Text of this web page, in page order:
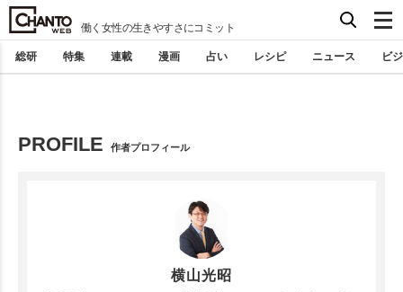
働く女性の生きやすさにコミット
総研 特集 連載 漫画 占い レシピ ニュース ビ
PROFILE 作者プロフィール
横山光昭